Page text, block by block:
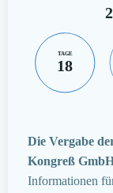
TAGE
18
Die Vergabe
Kongreß
Informationen